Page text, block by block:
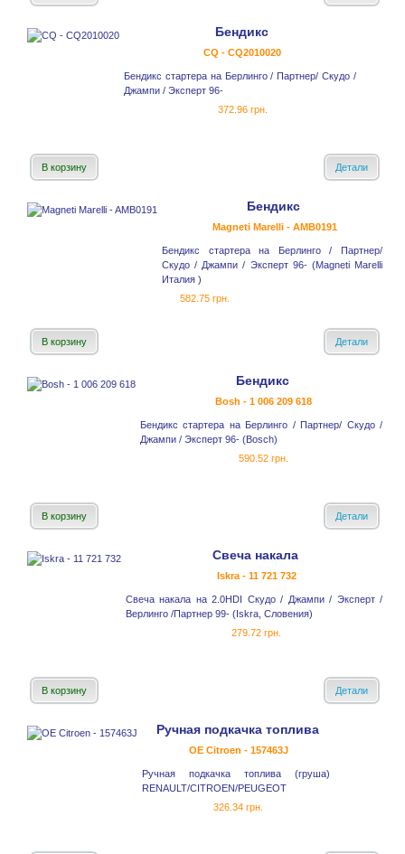
Бендикс
CQ - CQ2010020
Бендикс стартера на Берлинго / Партнер/ Скудо /
Джампи / Эксперт 96-
372.96 грн.
В корзину Детали
Бендикс
Magneti Marelli - AMB0191
Бендикс стартера на Берлинго / Партнер/
Скудо / Джампи / Эксперт 96- (Magneti Marelli
Италия )
582.75 грн.
В корзину Детали
Бендикс
Bosh - 1 006 209 618
Бендикс стартера на Берлинго / Партнер/ Скудо /
Джампи / Эксперт 96- (Bosch)
590.52 грн.
В корзину Детали
Свеча накала
Iskra - 11 721 732
Свеча накала на 2.0HDI Скудо / Джампи / Эксперт /
Верлинго /Партнер 99- (Iskra, Словения)
279.72 грн.
В корзину Детали
Ручная подкачка топлива
OE Citroen - 157463J
Ручная подкачка топлива (груша)
RENAULT/CITROEN/PEUGEOT
326.34 грн.